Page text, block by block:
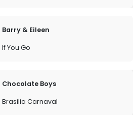
Barry & Eileen
If You Go
Chocolate Boys
Brasilia Carnaval